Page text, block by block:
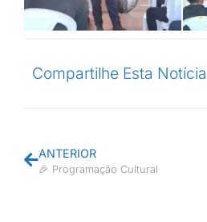
Compartilhe Esta Notícia
ANTERIOR
🎉 Programação Cultural